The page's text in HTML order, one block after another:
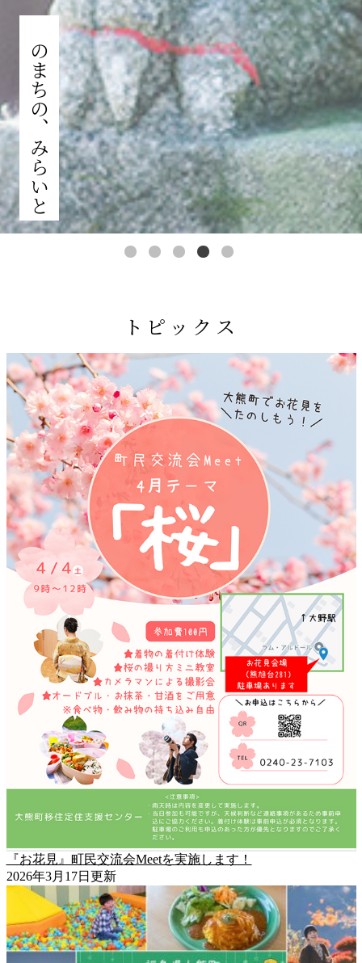
1 2 3 4 5
このまちの、みらいと
トピックス
『お花見』町民交流会Meetを実施します！
2026年3月17日更新